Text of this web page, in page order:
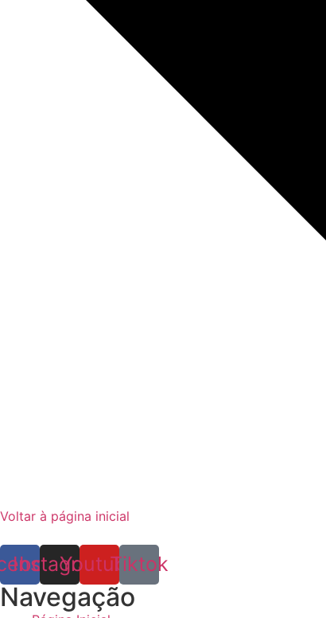
Voltar à página inicial
Instagram
YoutubeTiktok
Navegação